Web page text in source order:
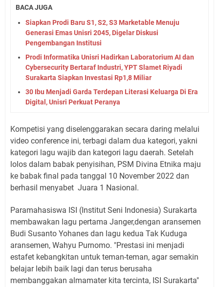
BACA JUGA
Siapkan Prodi Baru S1, S2, S3 Marketable Menuju
Generasi Emas Unisri 2045, Digelar Diskusi
Pengembangan Institusi
Prodi Informatika Unisri Hadirkan Laboratorium AI dan
Cybersecurity Bertaraf Industri, YPT Slamet Riyadi
Surakarta Siapkan Investasi Rp1,8 Miliar
30 Ibu Menjadi Garda Terdepan Literasi Keluarga Di Era
Digital, Unisri Perkuat Peranya
Kompetisi yang diselenggarakan secara daring melalui
video conference ini, terbagi dalam dua kategori, yakni
kategori lagu wajib dan kategori lagu daerah. Setelah
lolos dalam babak penyisihan, PSM Divina Etnika maju
ke babak final pada tanggal 10 November 2022 dan
berhasil menyabet Juara 1 Nasional.
Paramahasiswa ISI (Institut Seni Indonesia) Surakarta
membawakan lagu pertama Janger,dengan aransemen
Budi Susanto Yohanes dan lagu kedua Tak Kuduga
aransemen, Wahyu Purnomo. "Prestasi ini menjadi
estafet kebangkitan untuk teman-teman, agar semakin
belajar lebih baik lagi dan terus berusaha
membanggakan almamater kita tercinta, ISI Surakarta"